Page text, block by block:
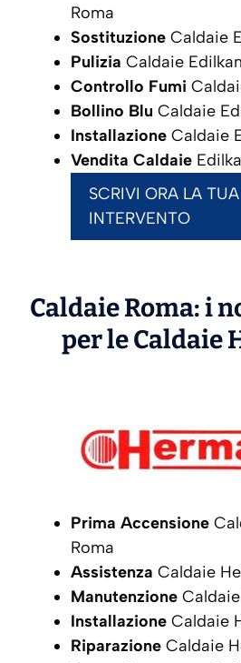
Roma
Sostituzione Caldaie
Pulizia Caldaie
Controllo Fumi
Bollino Blu Caldaie
Installazione Caldaie
Vendita Caldaie
SCRIVI ORA LA
INTERVENTO
Caldaie Roma: i
per le Caldaie
Prima Accensione
Roma
Assistenza Caldaie
Manutenzione
Installazione Caldaie
Riparazione Caldaie